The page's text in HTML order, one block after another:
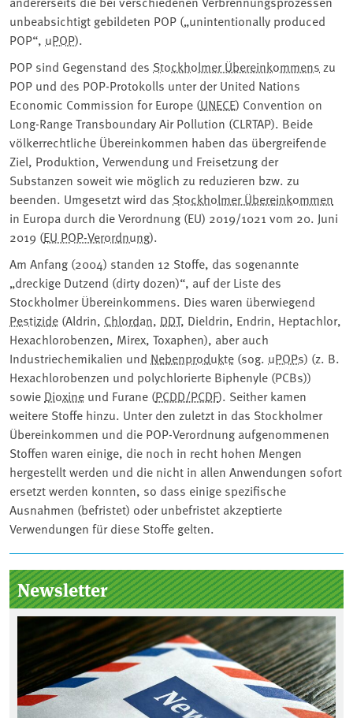
unbeabsichtigt gebildeten POP („unintentionally produced
POP“, uPOP).
POP sind Gegenstand des Stockholmer Übereinkommens zu
POP und des POP-Protokolls unter der United Nations
Economic Commission for Europe (UNECE) Convention on
Long-Range Transboundary Air Pollution (CLRTAP). Beide
völkerrechtliche Übereinkommen haben das übergreifende
Ziel, Produktion, Verwendung und Freisetzung der
Substanzen soweit wie möglich zu reduzieren bzw. zu
beenden. Umgesetzt wird das Stockholmer Übereinkommen
in Europa durch die Verordnung (EU) 2019/1021 vom 20. Juni
2019 (EU POP-Verordnung).
Am Anfang (2004) standen 12 Stoffe, das sogenannte
„dreckige Dutzend (dirty dozen)“, auf der Liste des
Stockholmer Übereinkommens. Dies waren überwiegend
Pestizide (Aldrin, Chlordan, ⁠ DDT⁠, Dieldrin, Endrin, Heptachlor,
Hexachlorobenzen, Mirex, Toxaphen), aber auch
Industriechemikalien und Nebenprodukte (sog. ⁠ uPOPs⁠) (z. B.
Hexachlorobenzen und polychlorierte Biphenyle (PCBs))
sowie Dioxine und Furane (PCDD/PCDF). Seither kamen
weitere Stoffe hinzu. Unter den zuletzt in das Stockholmer
Übereinkommen und die POP-Verordnung aufgenommenen
Stoffen waren einige, die noch in recht hohen Mengen
hergestellt werden und die nicht in allen Anwendungen sofort
ersetzt werden konnten, so dass einige spezifische
Ausnahmen (befristet) oder unbefristet akzeptierte
Verwendungen für diese Stoffe gelten.
Seitenleiste
Newsletter